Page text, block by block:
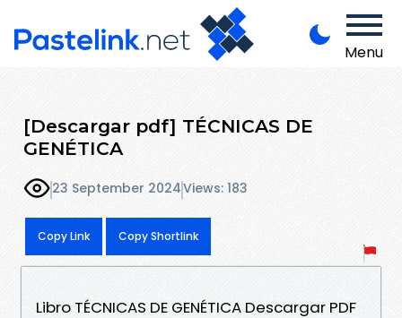
Menu
[Descargar pdf] TÉCNICAS DE
GENÉTICA
23 September 2024Views: 183
Copy Link Copy Shortlink
Libro TÉCNICAS DE GENÉTICA Descargar PDF